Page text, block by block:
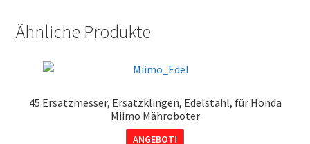
Ähnliche Produkte
45 Ersatzmesser, Ersatzklingen, Edelstahl, für Honda
Miimo Mähroboter
ANGEBOT!